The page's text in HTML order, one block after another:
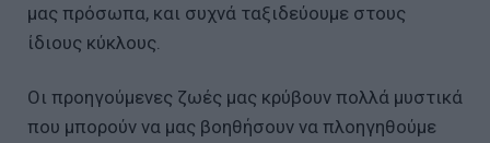
μας πρόσωπα, και συχνά ταξιδεύουμε στους
ίδιους κύκλους.
Οι προηγούμενες ζωές μας κρύβουν πολλά μυστικά
που μπορούν να μας βοηθήσουν να πλοηγηθούμε